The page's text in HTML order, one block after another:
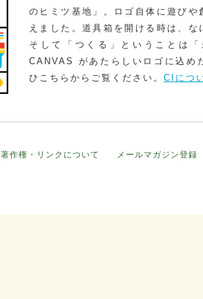
のヒミツ基地」。ロゴ自体に遊び
えました。道具箱を開ける時は、
そして「つくる」ということは
CANVAS があたらしいロゴに込め
ひこちらからご覧ください。 CIにつ
著作権・リンクについて メールマガジン登録